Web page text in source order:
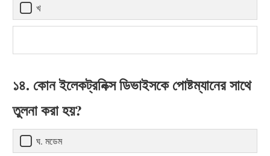
খ
১৪. কোন ইলেকট্রনিক্স ডিভাইসকে পোষ্টম্যানের সাথে
তুলনা করা হয়?
ঘ. মডেম